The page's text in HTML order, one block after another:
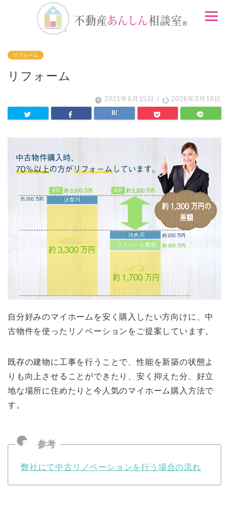
リフォーム
リフォーム
2021年6月15日 / 2026年3月19日
自分好みのマイホームを安く購入したい方向けに、中
古物件を使ったリノベーションをご提案しています。
既存の建物に工事を行うことで、性能を新築の状態よ
りも向上させることができたり、安く抑えた分、好立
地な場所に住めたりと今人気のマイホーム購入方法で
す。
弊社にて中古リノベーションを行う場合の流れ